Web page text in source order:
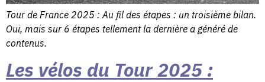
Tour de France 2025 : Au fil des étapes : un troisième bilan.
Oui, mais sur 6 étapes tellement la dernière a généré de
contenus.
Les vélos du Tour 2025 :